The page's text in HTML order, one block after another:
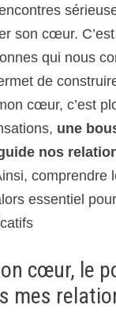
son cœur.
qui nous
de
cœur, c’est
une
nos
comprendre
essentiel
cœur, le
mes